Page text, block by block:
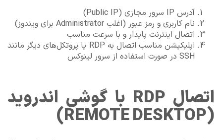
آدرس IP سرور مجازی (Public IP)
نام کاربری و رمز عبور (اغلب Administrator برای ویندوز)
اتصال اینترنت پایدار و با سرعت مناسب
اپلیکیشن مناسب اتصال به RDP یا پروتکل‌های دیگر مانند
SSH در صورت استفاده از سرور لینوکس
اتصال RDP با گوشی اندروید
(REMOTE DESKTOP)